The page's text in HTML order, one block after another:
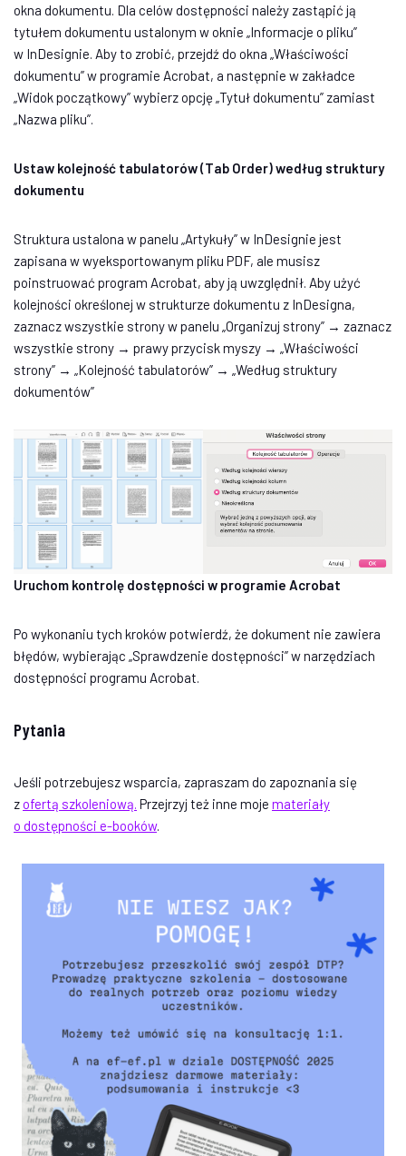
okna dokumentu. Dla celów dostępności należy zastąpić ją
tytułem dokumentu ustalonym w oknie „Informacje o pliku”
w InDesignie. Aby to zrobić, przejdź do okna „Właściwości
dokumentu” w programie Acrobat, a następnie w zakładce
„Widok początkowy” wybierz opcję „Tytuł dokumentu” zamiast
„Nazwa pliku”.
Ustaw kolejność tabulatorów (Tab Order) według struktury
dokumentu
Struktura ustalona w panelu „Artykuły” w InDesignie jest
zapisana w wyeksportowanym pliku PDF, ale musisz
poinstruować program Acrobat, aby ją uwzględnił. Aby użyć
kolejności określonej w strukturze dokumentu z InDesigna,
zaznacz wszystkie strony w panelu „Organizuj strony” → zaznacz
wszystkie strony → prawy przycisk myszy → „Właściwości
strony” → „Kolejność tabulatorów” → „Według struktury
dokumentów”
Uruchom kontrolę dostępności w programie Acrobat
Po wykonaniu tych kroków potwierdź, że dokument nie zawiera
błędów, wybierając „Sprawdzenie dostępności” w narzędziach
dostępności programu Acrobat.
Pytania
Jeśli potrzebujesz wsparcia, zapraszam do zapoznania się
zofertą szkoleniową. Przejrzyj też inne moje materiały
o dostępności e-booków.